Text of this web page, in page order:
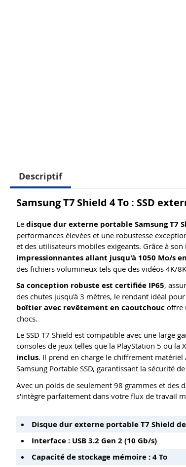
Descriptif
Samsung T7 Shield 4 To : SSD
Le disque dur externe portable Samsung T7
performances élevées et une robustesse
et des utilisateurs mobiles exigeants. Grâce à son
impressionnantes allant jusqu'à 1050 Mo/s
des fichiers volumineux tels que des vidéos 4K/
Sa conception robuste est certifiée IP65,
des chutes jusqu'à 3 mètres, le rendant idéal
boîtier avec revêtement en caoutchouc offre
chocs.
Le SSD T7 Shield est compatible avec une large
consoles de jeux telles que la PlayStation 5 ou la
inclus. Il prend en charge le chiffrement
Samsung Portable SSD, garantissant la sécurité
Avec un poids de seulement 98 grammes et des
s'intègre parfaitement dans votre flux de travail
Disque dur externe portable T7 Shield
Interface : USB 3.2 Gen 2 (10 Gb/s)
Capacité de stockage mémoire : 4 To